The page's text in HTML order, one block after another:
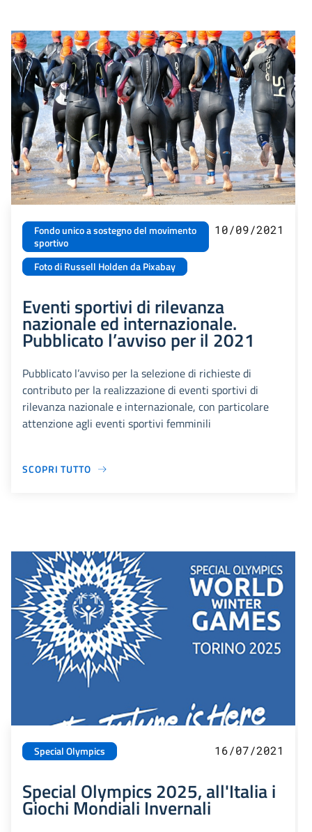
Fondo unico a sostegno del movimento
sportivo
Foto di Russell Holden da Pixabay
10/09/2021
Eventi sportivi di rilevanza
nazionale ed internazionale.
Pubblicato l’avviso per il 2021
Pubblicato l’avviso per la selezione di richieste di
contributo per la realizzazione di eventi sportivi di
rilevanza nazionale e internazionale, con particolare
attenzione agli eventi sportivi femminili
SCOPRI TUTTO
Special Olympics 16/07/2021
Special Olympics 2025, all'Italia i
Giochi Mondiali Invernali